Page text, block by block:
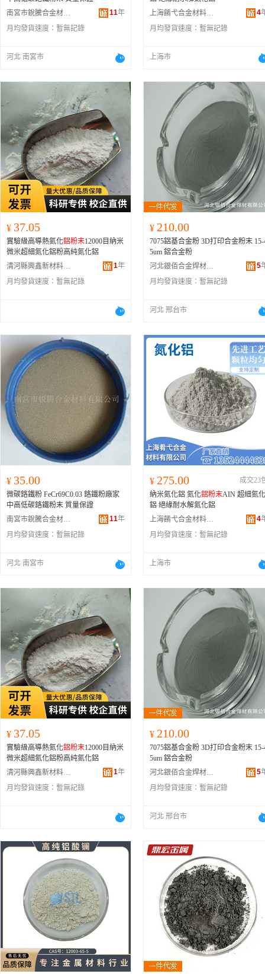
南宮市銳騰合金材料有限公司
11年
月均發貨速度： 暫無記錄
河北 南宮市
上海餚弋合金材料有限公司
4
月均發貨速度： 暫無記錄
上海市
¥ 37.05
實驗級高導熱氮化鋁粉末12000目納米
微米超細氮化鋁粉高純氮化鋁
清河縣興鑫新材料科技有限公司
1年
月均發貨速度： 暫無記錄
¥ 210.00
7075鋁基合金粉 3D打印合金粉末 15-
5um 鋁合金粉
河北銀佰合金焊材有限公司
5
月均發貨速度： 暫無記錄
河北 邢台市
¥ 35.00
微碳鉻鐵粉 FeCr69C0.03 鉻鐵粉廠家
中高低碳鉻鐵粉末 質量保證
南宮市銳騰合金材料有限公司
11年
月均發貨速度： 暫無記錄
河北 南宮市
¥ 275.00
成交23
納米氮化鋁 氮化鋁粉末AIN 超細氮化
鋁 絕緣耐水解氮化鋁
上海餚弋合金材料有限公司
4
月均發貨速度： 暫無記錄
上海市
¥ 37.05
實驗級高導熱氮化鋁粉末12000目納米
微米超細氮化鋁粉高純氮化鋁
清河縣興鑫新材料科技有限公司
1年
月均發貨速度： 暫無記錄
¥ 210.00
7075鋁基合金粉 3D打印合金粉末 15-
5um 鋁合金粉
河北銀佰合金焊材有限公司
5
月均發貨速度： 暫無記錄
河北 邢台市